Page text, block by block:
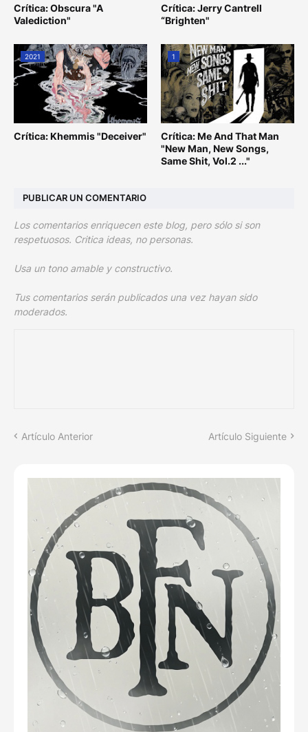
Crítica: Obscura "A
Valediction"
Crítica: Jerry Cantrell
“Brighten"
2021
Crítica: Khemmis "Deceiver"
1
Crítica: Me And That Man
"New Man, New Songs,
Same Shit, Vol.2 ..."
PUBLICAR UN COMENTARIO
Los comentarios enriquecen este blog, pero sólo si son
respetuosos. Critica ideas, no personas.
Usa un tono amable y constructivo.
Tus comentarios serán publicados una vez hayan sido
moderados.
Artículo Anterior Artículo Siguiente